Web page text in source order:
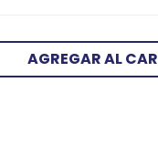
AGREGAR AL